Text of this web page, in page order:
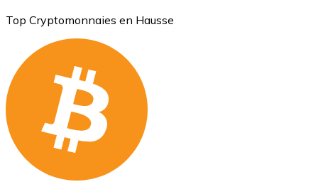
Top Cryptomonnaies en Hausse